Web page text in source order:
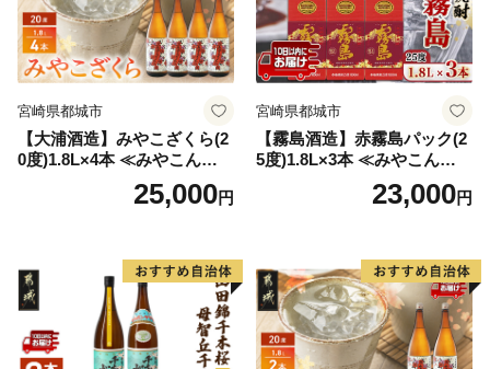
宮崎県都城市
【大浦酒造】みやこざくら(2
0度)1.8L×4本 ≪みやこんじょ
特急便≫_AD-077125,000円
宮崎県都城市
【霧島酒造】赤霧島パック(2
5度)1.8L×3本 ≪みやこんじょ
特急便≫_23-07-K03P-1800-3
23,000円